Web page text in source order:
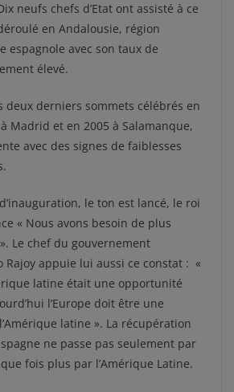
neufs chefs d’Etat ont assisté à ce
en Andalousie, région
espagnole avec son taux de
élevé.
deux derniers sommets célébrés en
Madrid et en 2005 à Salamanque,
avec des signes de faiblesses
le ton est lancé, le roi
« Nous avons besoin de plus
Le chef du gouvernement
Rajoy appuie lui aussi ce constat : «
latine était une opportunité
l’Europe doit être une
latine ». La récupération
ne passe pas seulement par
fois plus par l’Amérique Latine.